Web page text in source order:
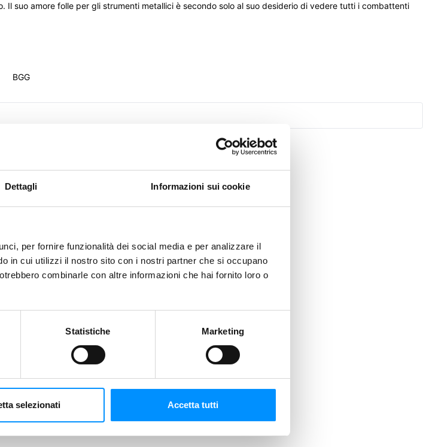
Dettagli Informazioni sui cookie
per fornire funzionalità dei social media e per analizzare il
in cui utilizzi il nostro sito con i nostri partner che si occupano
combinarle con altre informazioni che hai fornito loro o
Statistiche Marketing
selezionati Accetta tutti
suo amore folle per gli strumenti metallici è secondo solo al suo desiderio di vedere tutti i combattenti
BGG
Condividi
Salva